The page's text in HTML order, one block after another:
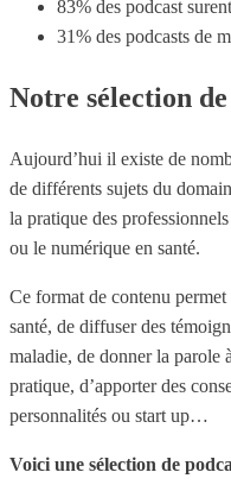
83% des podcast
31% des podcasts de
Notre sélection
Aujourd’hui il existe de
de différents sujets du
la pratique des
ou le numérique en santé.
Ce format de contenu
santé, de diffuser des
maladie, de donner la parole
pratique, d’apporter des
personnalités ou start up…
Voici une sélection de